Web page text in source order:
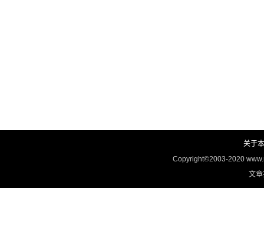
关于
Copyright©2003-2020
文